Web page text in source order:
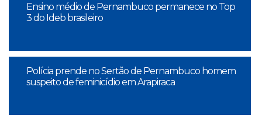
Ensino médio de Pernambuco permanece no Top
3 do Ideb brasileiro
Polícia prende no Sertão de Pernambuco homem
suspeito de feminicídio em Arapiraca